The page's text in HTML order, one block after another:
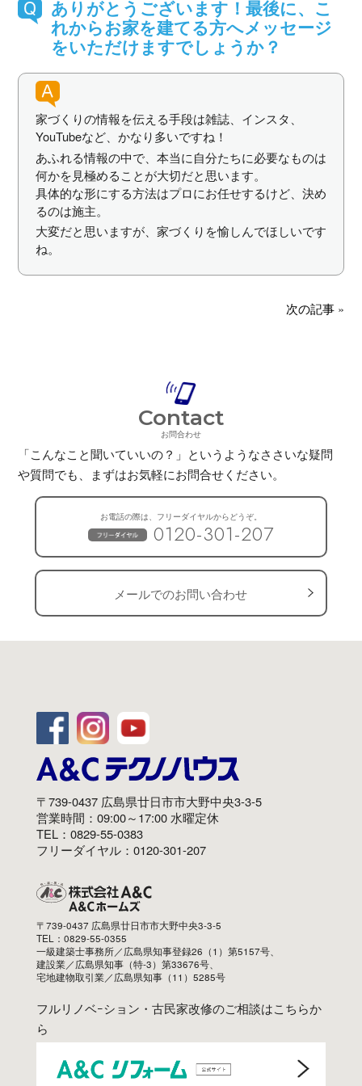
ありがとうございます！最後に、こ
れからお家を建てる方へメッセージ
をいただけますでしょうか？
家づくりの情報を伝える手段は雑誌、インスタ、
YouTubeなど、かなり多いですね！
あふれる情報の中で、本当に自分たちに必要なものは
何かを見極めることが大切だと思います。
具体的な形にする方法はプロにお任せするけど、決め
るのは施主。
大変だと思いますが、家づくりを愉しんでほしいです
ね。
次の記事»
Contact
お問合わせ
「こんなこと聞いていいの？」というようなささいな疑問
や質問でも、
まずはお気軽にお問合せください。
お電話の際は、フリーダイヤルからどうぞ。
0120-301-207
メールでのお問い合わせ
〒739-0437 広島県廿日市市大野中央3-3-5
営業時間：09:00～17:00 水曜定休
TEL：0829-55-0383
フリーダイヤル：0120-301-207
〒739-0437 広島県廿日市市大野中央3-3-5
TEL：0829-55-0355
一級建築士事務所／広島県知事登録26（1）第5157号、
建設業／広島県知事（特-3）第33676号、
宅地建物取引業／広島県知事（11）5285号
フルリノベｰション・古民家改修のご相談はこちらか
ら